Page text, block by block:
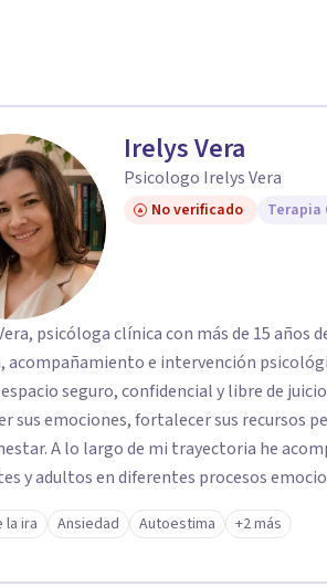
Irelys Vera
Psicologo Irelys Vera
No verificado Terapia
psicóloga clínica con más de 15 años
acompañamiento e intervención
seguro, confidencial y libre de
sus emociones, fortalecer sus recursos
A lo largo de mi trayectoria he
y adultos en diferentes procesos
en modalidad online,
para adaptarme a las necesidades de
la ira Ansiedad Autoestima +2 más